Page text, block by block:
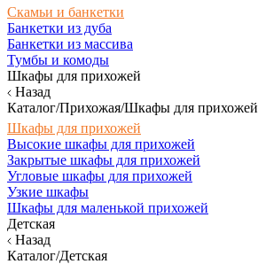
Скамьи и банкетки
Банкетки из дуба
Банкетки из массива
Тумбы и комоды
Шкафы для прихожей
Назад
Каталог/Прихожая/Шкафы для прихожей
Шкафы для прихожей
Высокие шкафы для прихожей
Закрытые шкафы для прихожей
Угловые шкафы для прихожей
Узкие шкафы
Шкафы для маленькой прихожей
Детская
Назад
Каталог/Детская